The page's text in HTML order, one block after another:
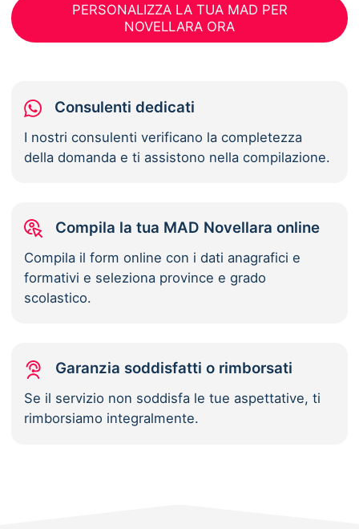
PERSONALIZZA LA TUA MAD PER
NOVELLARA ORA
Consulenti dedicati
I nostri consulenti verificano la completezza
della domanda e ti assistono nella compilazione.
Compila la tua MAD Novellara online
Compila il form online con i dati anagrafici e
formativi e seleziona province e grado
scolastico.
Garanzia soddisfatti o rimborsati
Se il servizio non soddisfa le tue aspettative, ti
rimborsiamo integralmente.